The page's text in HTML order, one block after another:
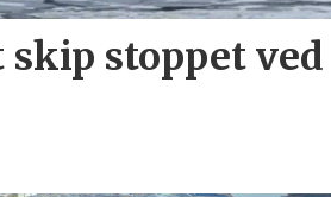
stoppet ved